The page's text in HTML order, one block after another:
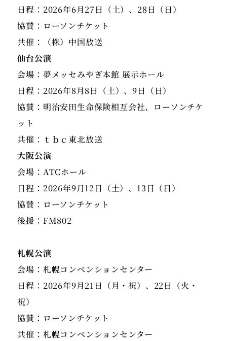
日程：2026年6月27日（土）、28日（日）
協賛：ローソンチケット
共催：（株）中国放送
仙台公演
会場：夢メッセみやぎ本館 展示ホール
日程：2026年8月8日（土）、9日（日）
協賛：明治安田生命保険相互会社、ローソンチケ
ット
共催：ｔｂｃ東北放送
大阪公演
会場：ATCホール
日程：2026年9月12日（土）、13日（日）
協賛：ローソンチケット
後援：FM802
札幌公演
会場：札幌コンベンションセンター
日程：2026年9月21日（月・祝）、22日（火・
祝）
協賛：ローソンチケット
共催：札幌コンベンションセンター